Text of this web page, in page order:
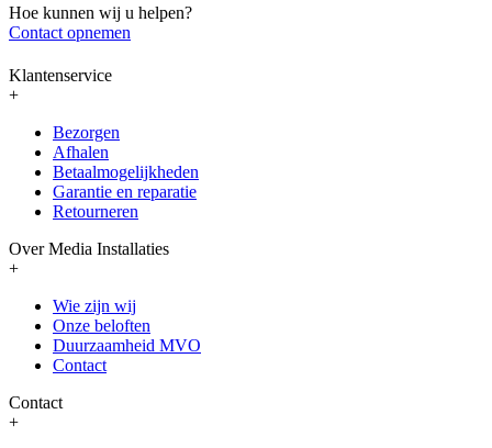
Hoe kunnen wij u helpen?
Contact opnemen
Klantenservice
+
Bezorgen
Afhalen
Betaalmogelijkheden
Garantie en reparatie
Retourneren
Over Media Installaties
+
Wie zijn wij
Onze beloften
Duurzaamheid MVO
Contact
Contact
+